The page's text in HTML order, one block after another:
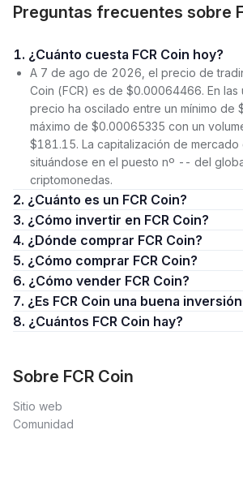
Preguntas frecuentes sobre
1. ¿Cuánto cuesta FCR Coin hoy?
A 7 de ago de 2026, el precio de
Coin (FCR) es de $0.00064466. En las
precio ha oscilado entre un mínimo de
máximo de $0.00065335 con un
$181.15. La capitalización de
situándose en el puesto nº -- del
criptomonedas.
2. ¿Cuánto es un FCR Coin?
3. ¿Cómo invertir en FCR Coin?
4. ¿Dónde comprar FCR Coin?
5. ¿Cómo comprar FCR Coin?
6. ¿Cómo vender FCR Coin?
7. ¿Es FCR Coin una buena
8. ¿Cuántos FCR Coin hay?
Sobre FCR Coin
Sitio web
Comunidad